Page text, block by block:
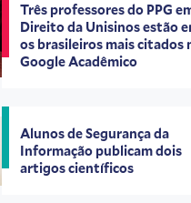
Três professores do PPG
Direito da Unisinos estão
os brasileiros mais citados
Google Acadêmico
Alunos de Segurança da
Informação publicam dois
artigos científicos